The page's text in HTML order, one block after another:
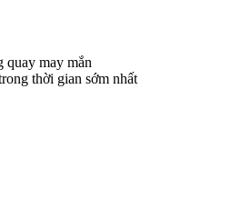
quay may mắn
thời gian sớm nhất